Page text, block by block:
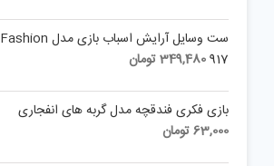
ست وسایل آرایش اسباب بازی مدل Fashion
917
349,480تومان
بازی فکری فندقچه مدل گربه های انفجاری
63,000تومان